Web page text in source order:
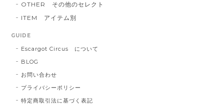
OTHER その他のセレクト
ITEM アイテム別
GUIDE
Escargot Circus について
BLOG
お問い合わせ
プライバシーポリシー
特定商取引法に基づく表記